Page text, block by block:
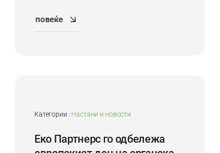
повеќе
Категории : Настани и новости
Еко Партнерс го одбележа